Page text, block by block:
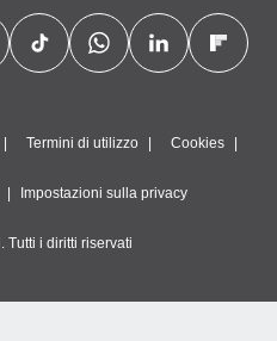
Termini di utilizzo Cookies
Impostazioni sulla privacy
Tutti i diritti riservati